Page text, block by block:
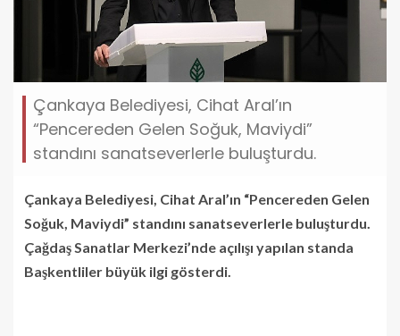
Çankaya Belediyesi, Cihat Aral’ın
“Pencereden Gelen Soğuk, Maviydi”
standını sanatseverlerle buluşturdu.
Çankaya Belediyesi, Cihat Aral’ın “Pencereden Gelen
Soğuk, Maviydi” standını sanatseverlerle buluşturdu.
Çağdaş Sanatlar Merkezi’nde açılışı yapılan standa
Başkentliler büyük ilgi gösterdi.